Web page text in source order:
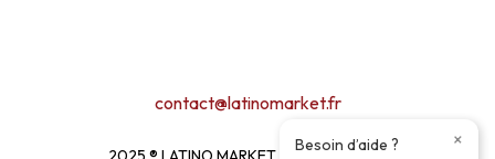
contact@latinomarket.fr
Besoin d’aide ? ×